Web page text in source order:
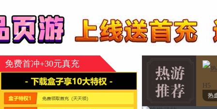
免费首冲+30元真充
热